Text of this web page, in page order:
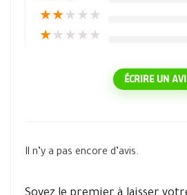
★★★ ★ ★
★★ ★ ★ ★
ÉCRIRE UN
Il n’y a pas encore d’avis.